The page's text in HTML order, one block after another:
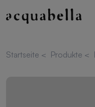
Startseite < Produkte <